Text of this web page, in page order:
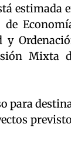
estimada
y
Mixta
para